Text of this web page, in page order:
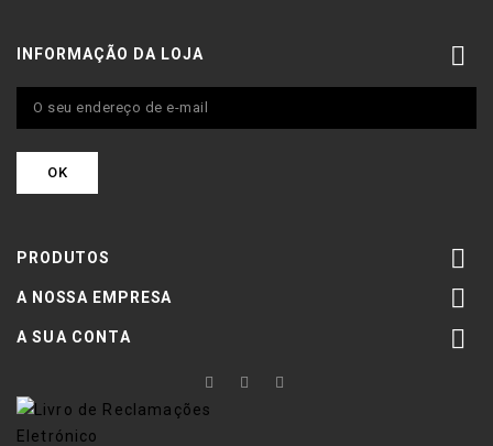
INFORMAÇÃO DA LOJA 
PRODUTOS 
A NOSSA EMPRESA 
A SUA CONTA 